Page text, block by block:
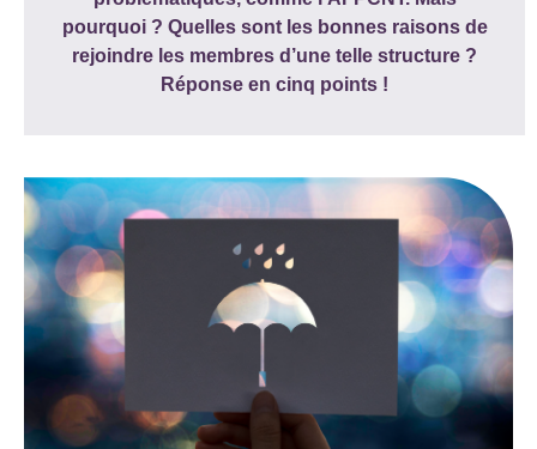
pourquoi ? Quelles sont les bonnes raisons de
rejoindre les membres d’une telle structure ?
Réponse en cinq points !